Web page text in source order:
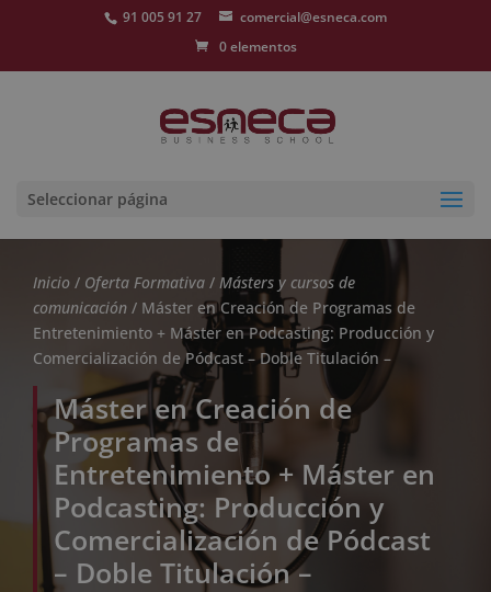
91 005 91 27
comercial@esneca.com
0 elementos
Seleccionar página
Inicio / Oferta Formativa / Másters y cursos de
comunicación / Máster en Creación de Programas de
Entretenimiento + Máster en Podcasting: Producción y
Comercialización de Pódcast – Doble Titulación –
Máster en Creación de
Programas de
Entretenimiento + Máster en
Podcasting: Producción y
Comercialización de Pódcast
– Doble Titulación –